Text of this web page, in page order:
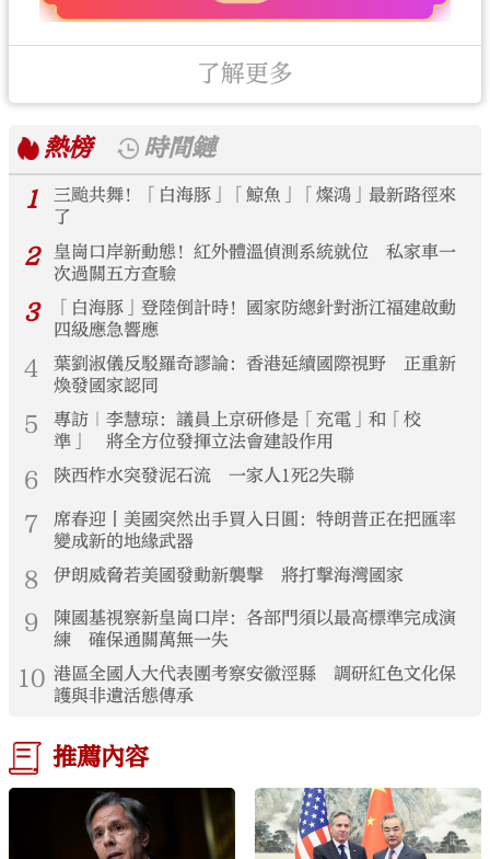
了解更多
熱榜
時間鏈
1
三颱共舞！「白海豚」「鯨魚」「燦鴻」最新路徑來
了
2
皇崗口岸新動態！紅外體溫偵測系統就位 私家車一
次過關五方查驗
3
「白海豚」登陸倒計時！國家防總針對浙江福建啟動
四級應急響應
4
葉劉淑儀反駁羅奇謬論：香港延續國際視野 正重新
煥發國家認同
5
專訪｜李慧琼：議員上京研修是「充電」和「校
準」 將全方位發揮立法會建設作用
6 陝西柞水突發泥石流 一家人1死2失聯
7
席春迎丨美國突然出手買入日圓：特朗普正在把匯率
變成新的地緣武器
8 伊朗威脅若美國發動新襲擊 將打擊海灣國家
9
陳國基視察新皇崗口岸：各部門須以最高標準完成演
練 確保通關萬無一失
10 港區全國人大代表團考察安徽涇縣 調研紅色文化保
護與非遺活態傳承
推薦內容